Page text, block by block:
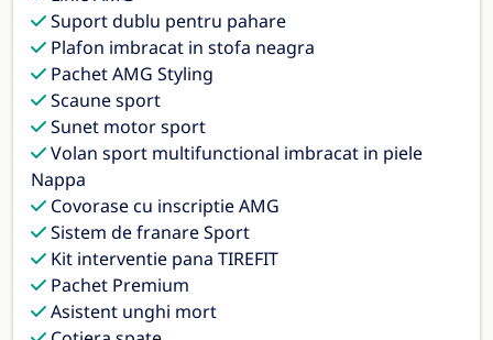
Suport dublu pentru pahare
Plafon imbracat in stofa neagra
Pachet AMG Styling
Scaune sport
Sunet motor sport
Volan sport multifunctional imbracat in piele
Nappa
Covorase cu inscriptie AMG
Sistem de franare Sport
Kit interventie pana TIREFIT
Pachet Premium
Asistent unghi mort